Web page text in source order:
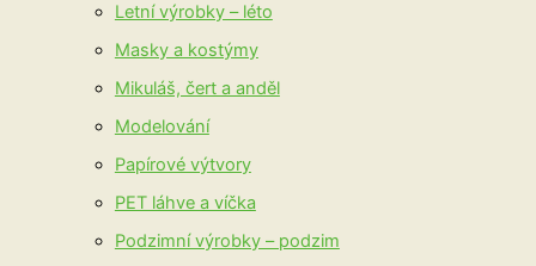
Letní výrobky – léto
Masky a kostýmy
Mikuláš, čert a anděl
Modelování
Papírové výtvory
PET láhve a víčka
Podzimní výrobky – podzim